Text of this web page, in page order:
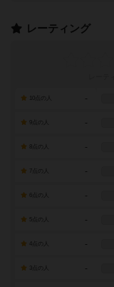
レーティング
-
-
-
7点の人 -
-
-
-
-